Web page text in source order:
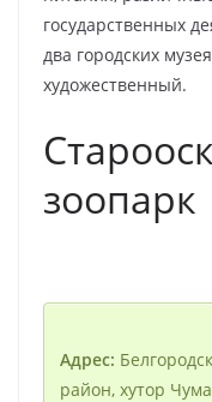
государственных
два городских
художественный.
зоопарк
Адрес:
район, хутор